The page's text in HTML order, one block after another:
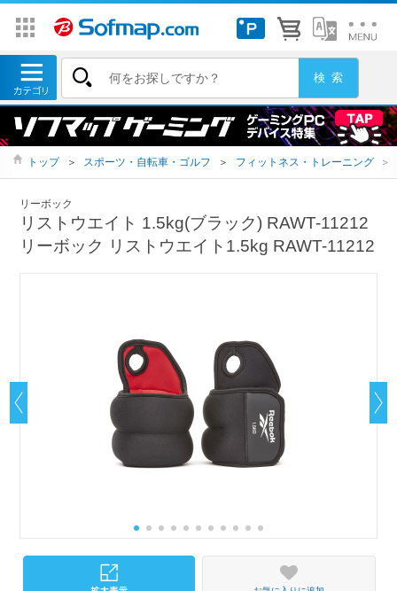
トップ ＞ スポーツ・自転車・ゴルフ ＞ フィットネス・トレーニング ＞
リーボック
リストウエイト 1.5kg(ブラック) RAWT-11212
リーボック リストウエイト1.5kg RAWT-11212